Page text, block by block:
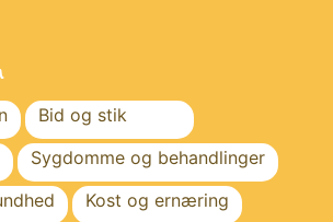
Bid og stik
Sygdomme og behandlinger
Kost og ernæring